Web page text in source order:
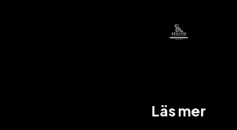
Läs mer